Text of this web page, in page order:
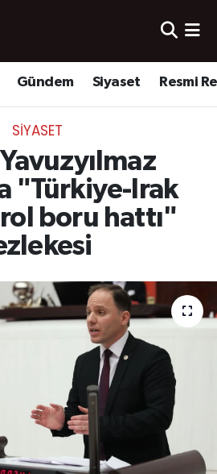
Gündem Siyaset Resmi
SIYASET
"Türkiye-Irak
boru hattı"
Durumu ve Fikstür